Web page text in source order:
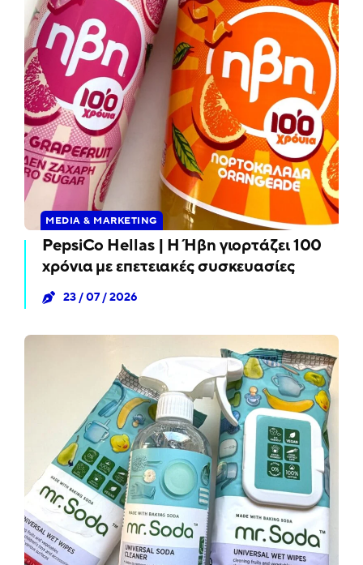
MEDIA & MARKETING
PepsiCo Hellas | Η Ήβη γιορτάζει 100
χρόνια με επετειακές συσκευασίες
23 / 07 / 2026